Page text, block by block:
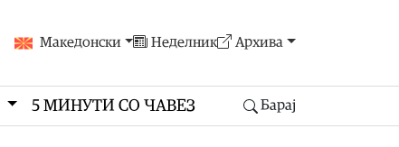
Македонски Неделник Архива
5 МИНУТИ СО ЧАВЕЗ Барај